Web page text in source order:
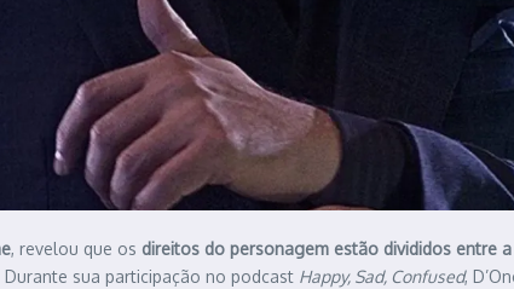
, revelou que os direitos do personagem estão divididos entre
sua participação no podcast Happy, Sad, Confused,